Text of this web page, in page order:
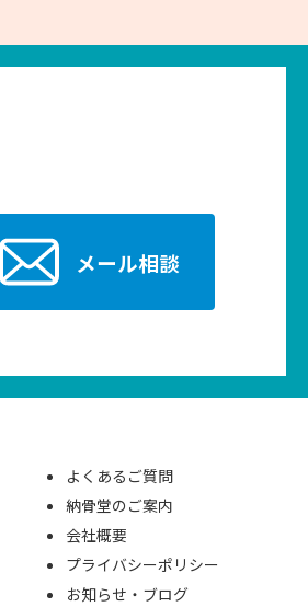
メール相談
よくあるご質問
納骨堂のご案内
会社概要
プライバシーポリシー
お知らせ・ブログ